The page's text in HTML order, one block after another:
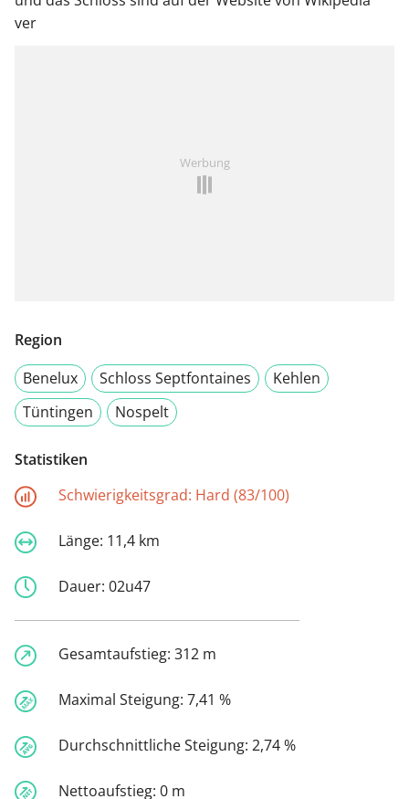
ver
Werbung
Region
Benelux
Schloss Septfontaines
Kehlen
Tüntingen
Nospelt
Statistiken
Schwierigkeitsgrad: Hard (83/100)
Länge: 11,4 km
Dauer: 02u47
Gesamtaufstieg: 312 m
Maximal Steigung: 7,41 %
Durchschnittliche Steigung: 2,74 %
Nettoaufstieg: 0 m